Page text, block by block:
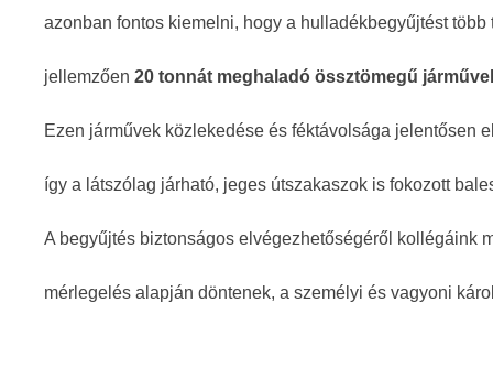
azonban fontos kiemelni, hogy a hulladékbegyűjtést több
jellemzően 20 tonnát meghaladó össztömegű
Ezen járművek közlekedése és féktávolsága jelentősen
így a látszólag járható, jeges útszakaszok is fokozott
A begyűjtés biztonságos elvégezhetőségéről kollégáink
mérlegelés alapján döntenek, a személyi és vagyoni